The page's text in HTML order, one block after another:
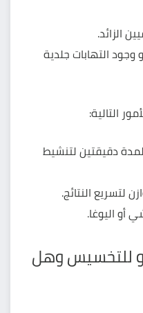
الزائد.
وجود التهابات جلدية
التالية:
دقيقتين لتنشيط
لتسريع النتائج.
أو اليوغا.
للتخسيس وهل